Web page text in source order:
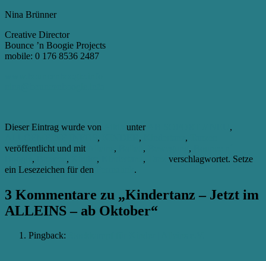
Nina Brünner
Creative Director
Bounce ’n Boogie Projects
mobile: 0 176 8536 2487
Dieser Eintrag wurde von unter
,
, , ,
veröffentlicht und mit
, , ,
, , , ,
verschlagwortet. Setze
ein Lesezeichen für den
.
3 Kommentare zu „Kindertanz – Jetzt im
ALLEINS – ab Oktober“
Pingback: